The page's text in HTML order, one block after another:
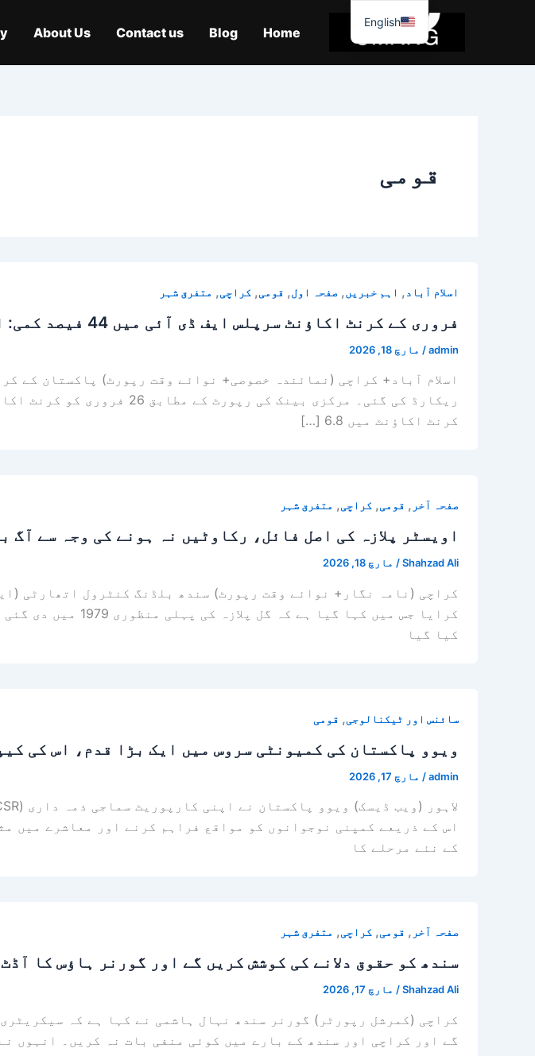
Home
Blog
Contact us
About Us
قومی
اسلام آباد, اہم خبریں, صفحہ اول, قومی, کراچی, متفرق شہر
فروری کے کرنٹ اکاؤنٹ سرپلس ایف ڈی آئی میں 44 فیصد کمی: اسٹیٹ بینک
admin
/ مارچ 18, 2026
اسلام آباد+ کراچی (نمائندہ خصوصی+ نوائے وقت رپورٹ) پاکستان کے
کرنٹ اکاؤنٹ میں 6.8 […]
صفحہ آخر , قومی, کراچی, متفرق شہر
اویسٹر پلازہ کی اصل فائل، رکاوٹیں نہ ہونے کی وجہ سے
Shahzad Ali
/ مارچ 18, 2026
کراچی (نامہ نگار+ نوائے وقت رپورٹ) سندھ بلڈنگ کنٹرول اتھارٹی
کیا گیا
سائنس اور ٹیکنالوجی, قومی
ویوو پاکستان کی کمیونٹی سروس میں ایک بڑا قدم، اس کی
admin
/ مارچ 17, 2026
اس کے ذریعے کمپنی نوجوانوں کو مواقع فراہم کرنے اور معاشرے میں
کے نئے مرحلے کا
صفحہ آخر , قومی, کراچی, متفرق شہر
سندھ کو حقوق دلانے کی کوشش کریں گے اور گورنر ہاؤس کا
Shahzad Ali
/ مارچ 17, 2026
کراچی (کمرشل رپورٹر) گورنر سندھ نہال ہاشمی نے کہا ہے کہ
گے اور کراچی اور سندھ کے بارے میں کوئی منفی بات نہ کریں۔ انہوں
English